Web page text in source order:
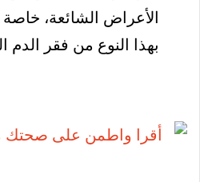
الأعراض الشائعة،
بهذا النوع من فقر الدم